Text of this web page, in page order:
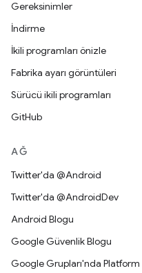
Gereksinimler
İndirme
İkili programları önizle
Fabrika ayarı görüntüleri
Sürücü ikili programları
GitHub
AĞ
Twitter'da @Android
Twitter'da @AndroidDev
Android Blogu
Google Güvenlik Blogu
Google Grupları'nda Platform